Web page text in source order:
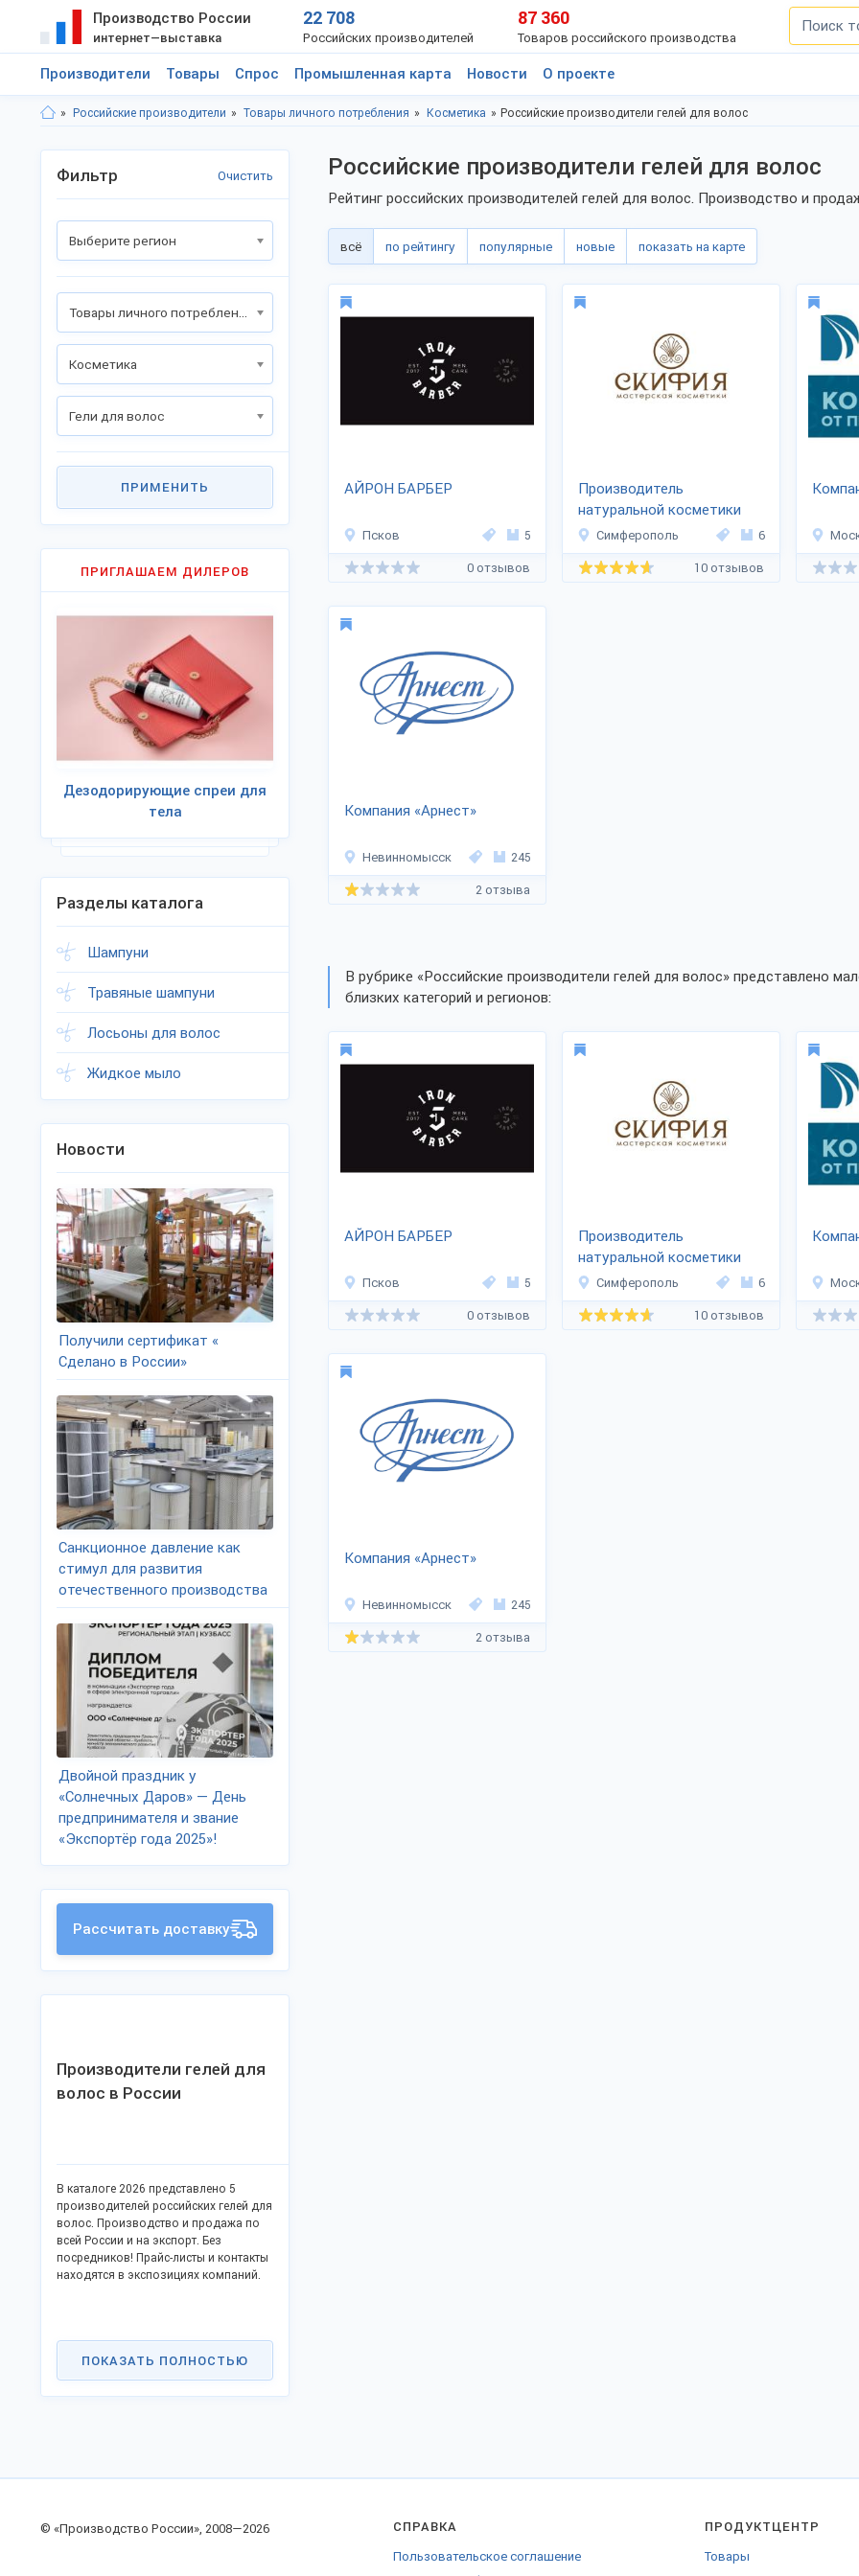
Производство России
интернет—выставка
22 708
Российских производителей
87 360
Товаров российского производства
Производители Товары Спрос Промышленная карта Новости О проекте
Российские производители Товары личного потребления Косметика Российские производители гелей для волос
Российские производители гелей для волос
Рейтинг российских производителей гелей для волос. Производство и
всё по рейтингу популярные новые показать на карте
АЙРОН БАРБЕР
Псков 5
0 отзывов
Производитель
натуральной косметики
«СКИФИЯ»
Симферополь 6
10 отзывов
Компания «Арнест»
Невинномысск 245
2 отзыва
В рубрике «Российские производители гелей для волос» представлено
близких категорий и регионов:
АЙРОН БАРБЕР
Псков 5
0 отзывов
Производитель
натуральной косметики
«СКИФИЯ»
Симферополь 6
10 отзывов
Компания «Арнест»
Невинномысск 245
2 отзыва
Фильтр Очистить
Выберите регион
Косметика
Гели для волос
ПРИМЕНИТЬ
ПРИГЛАШАЕМ ДИЛЕРОВ
Дезодорирующие спреи для
тела
Разделы каталога
Шампуни
Травяные шампуни
Лосьоны для волос
Жидкое мыло
Новости
Получили сертификат «
Сделано в России»
Санкционное давление как
стимул для развития
отечественного производства
Двойной праздник у
«Солнечных Даров» — День
предпринимателя и звание
«Экспортёр года 2025»!
Рассчитать доставку
Производители гелей для
волос в России
В каталоге 2026 представлено 5
производителей российских гелей для
волос. Производство и продажа по
всей России и на экспорт. Без
посредников! Прайс-листы и контакты
находятся в экспозициях компаний.
ПОКАЗАТЬ ПОЛНОСТЬЮ
© «Производство России», 2008—2026 СПРАВКА
Пользовательское соглашение
ПРОДУКТЦЕНТР
Товары